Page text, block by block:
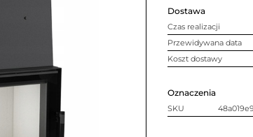
Dostawa
Czas realizacji
Przewidywana data
Koszt dostawy
Oznaczenia
SKU